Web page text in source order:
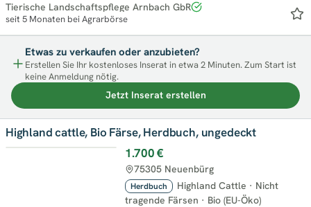
Tierische Landschaftspflege Arnbach GbR
seit 5 Monaten bei Agrarbörse
Etwas zu verkaufen oder anzubieten?
Erstellen Sie Ihr kostenloses Inserat in etwa 2 Minuten. Zum Start ist
keine Anmeldung nötig.
Jetzt Inserat erstellen
Highland cattle, Bio Färse, Herdbuch, ungedeckt
1.700 €
Herdbuch Highland Cattle · Nicht
tragende Färsen · Bio (EU-Öko)
75305 Neuenbürg